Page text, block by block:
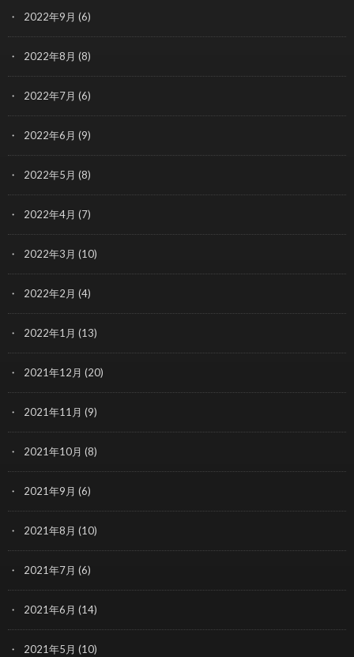
2022年9月 (6)
2022年8月 (8)
2022年7月 (6)
2022年6月 (9)
2022年5月 (8)
2022年4月 (7)
2022年3月 (10)
2022年2月 (4)
2022年1月 (13)
2021年12月 (20)
2021年11月 (9)
2021年10月 (8)
2021年9月 (6)
2021年8月 (10)
2021年7月 (6)
2021年6月 (14)
2021年5月 (10)